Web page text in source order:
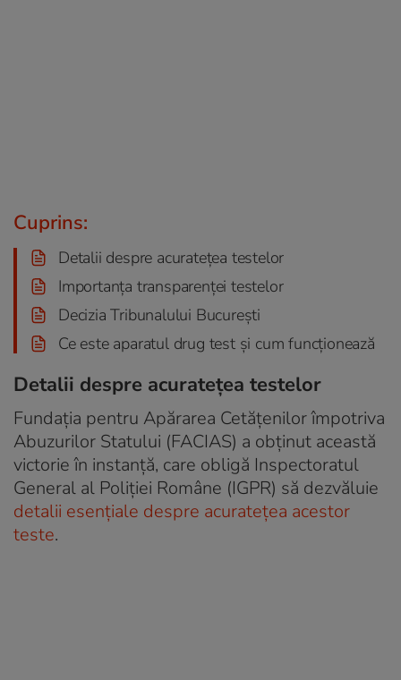
Cuprins:
Detalii despre acuratețea testelor
Importanța transparenței testelor
Decizia Tribunalului București
Ce este aparatul drug test şi cum funcţionează
Detalii despre acuratețea testelor
Fundația pentru Apărarea Cetățenilor împotriva
Abuzurilor Statului (FACIAS) a obținut această
victorie în instanță, care obligă Inspectoratul
General al Poliției Române (IGPR) să dezvăluie
detalii esențiale despre acuratețea acestor
teste.